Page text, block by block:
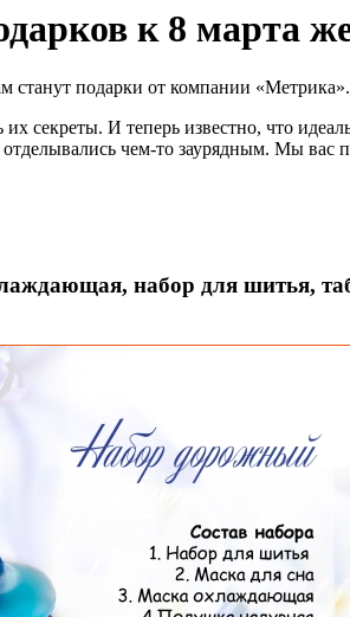
к 8 марта
подарки от компании «Метрика».
секреты. И теперь известно, что
чем-то заурядным. Мы
набор для шитья,